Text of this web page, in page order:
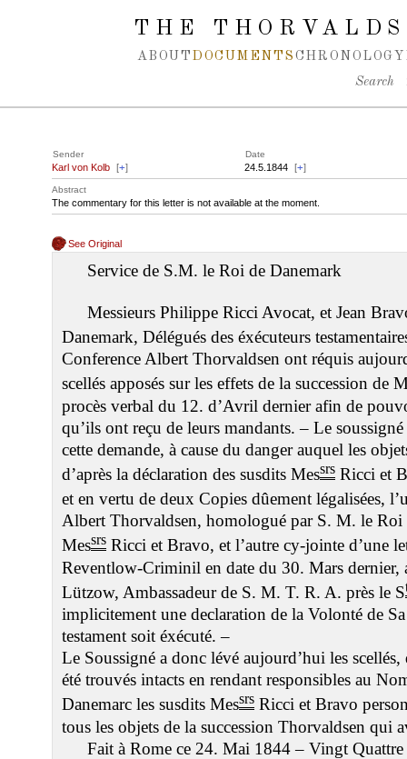
Spring navigation over
THE
ABOUT DOCUMENTS CHRONOLOGY
Search
Sender Date
Karl von Kolb [+] 24.5.1844 [+]
Abstract
The commentary for this letter is not available at the moment.
See Original
Service de S.M. le Roi de Danemark
Messieurs Philippe Ricci Avocat, et Jean
Danemark, Délégués des éxécuteurs
Conference Albert Thorvaldsen ont réquis
scellés apposés sur les effets de la succession de
procès verbal du 12. d’Avril dernier afin de
qu’ils ont reçu de leurs mandants. – Le
cette demande, à cause du danger auquel les
d’après la déclaration des susdits Messrs Ricci et
et en vertu de deux Copies dûement légalisées,
Albert Thorvaldsen, homologué par S. M. le Roi
Messrs Ricci et Bravo, et l’autre cy-jointe d’une
Reventlow-Criminil en date du 30. Mars dernier,
Lützow, Ambassadeur de S. M. T. R. A. près le S
implicitement une declaration de la Volonté de
testament soit éxécuté. –
Le Soussigné a donc lévé aujourd’hui les
été trouvés intacts en rendant responsibles au
Danemarc les susdits Messrs Ricci et Bravo
tous les objets de la succession Thorvaldsen qui
Fait à Rome ce 24. Mai 1844 – Vingt